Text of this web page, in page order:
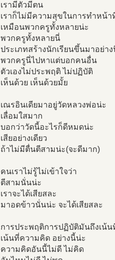
เรามีตัวมีตน
เราก็ไม่มีความสุขในการทำหน้า
เหมือนพวกครูทั้งหลายน่ะ
พวกครูทั้งหลายนี่
ประเภทสร้างนักเรียนขึ้นมาอย่า
พวกครูนี่ไปหาแต่บอกคนอื่น
ตัวเองไม่ประพฤติ ไม่ปฏิบัติ
เห็นด้วย เห็นด้วยมั้ย
เณรอินเดียมาอยู่วัดหลวงพ่อน่ะ
เลื่อมใสมาก
บอกว่าวัดนี้อะไรก็ดีหมดน่ะ
เสียอย่างเดียว
ถ้าไม่มีตื่นตีสามน่ะ(จะดีมาก)
คนเราไม่รู้ไม่เข้าใจว่า
ตีสามนั่นน่ะ
เราจะได้เสียสละ
มาอดข้าวนั่นน่ะ จะได้เสียสละ
การประพฤติการปฏิบัติมันถึงเน้น
เน้นที่ความคิด อย่างนี้น่ะ
ความคิดอันนี้ไม่ดี ไม่คิด